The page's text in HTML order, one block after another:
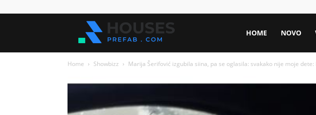
sve
HOME NOVO
Home Showbizz Marija Šerifović izgubiIa siina, pa se oglasila: svakako nije moje dete: